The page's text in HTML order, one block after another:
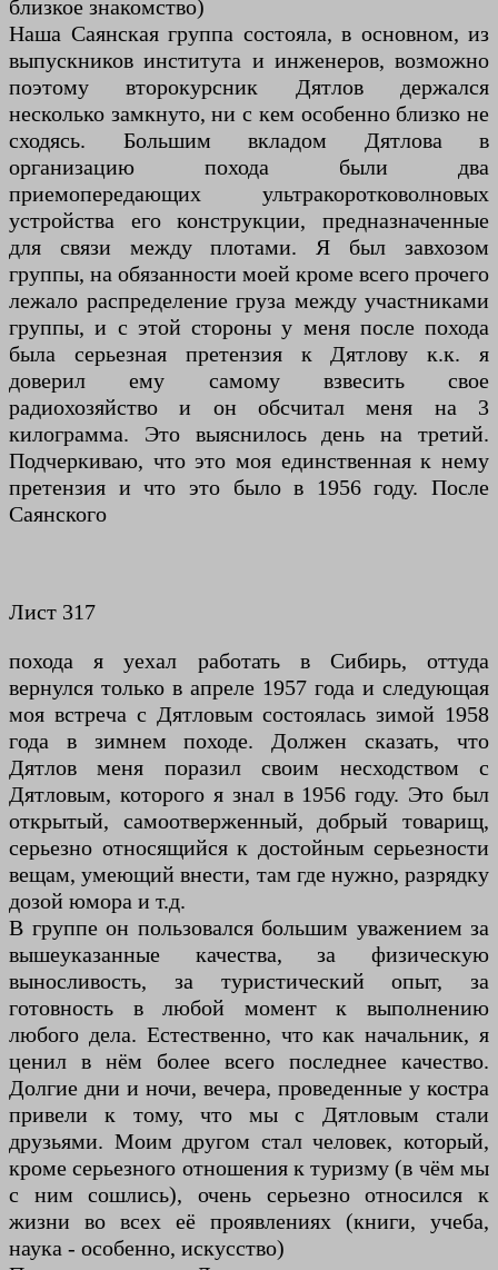
близкое знакомство)
Наша Саянская группа состояла, в основном, из
выпускников института и инженеров, возможно
поэтому второкурсник Дятлов держался
несколько замкнуто, ни с кем особенно близко не
сходясь. Большим вкладом Дятлова в
организацию похода были два
приемопередающих ультракоротковолновых
устройства его конструкции, предназначенные
для связи между плотами. Я был завхозом
группы, на обязанности моей кроме всего прочего
лежало распределение груза между участниками
группы, и с этой стороны у меня после похода
была серьезная претензия к Дятлову к.к. я
доверил ему самому взвесить свое
радиохозяйство и он обсчитал меня на 3
килограмма. Это выяснилось день на третий.
Подчеркиваю, что это моя единственная к нему
претензия и что это было в 1956 году. После
Саянского
Лист 317
похода я уехал работать в Сибирь, оттуда
вернулся только в апреле 1957 года и следующая
моя встреча с Дятловым состоялась зимой 1958
года в зимнем походе. Должен сказать, что
Дятлов меня поразил своим несходством с
Дятловым, которого я знал в 1956 году. Это был
открытый, самоотверженный, добрый товарищ,
серьезно относящийся к достойным серьезности
вещам, умеющий внести, там где нужно, разрядку
дозой юмора и т.д.
В группе он пользовался большим уважением за
вышеуказанные качества, за физическую
выносливость, за туристический опыт, за
готовность в любой момент к выполнению
любого дела. Естественно, что как начальник, я
ценил в нём более всего последнее качество.
Долгие дни и ночи, вечера, проведенные у костра
привели к тому, что мы с Дятловым стали
друзьями. Моим другом стал человек, который,
кроме серьезного отношения к туризму (в чём мы
с ним сошлись), очень серьезно относился к
жизни во всех её проявлениях (книги, учеба,
наука - особенно, искусство)